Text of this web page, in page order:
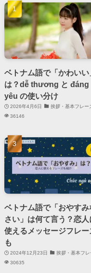
ベトナム語で「かわいい
は？dễ thương と đáng
yêu の使い分け
2026年4月6日
挨拶・基本フレー
36146
ベトナム語で「おやすみ
さい」は何て言う？恋人
使えるメッセージフレー
も
2024年12月23日
挨拶・基本フレ
30635